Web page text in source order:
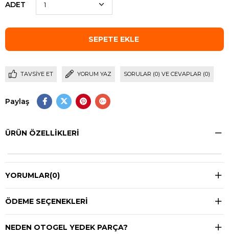
ADET
TAVSIYE ET YORUM YAZ SORULAR (0) VE CEVAPLAR (0)
Paylaş
ÜRÜN ÖZELLIKLERI
YORUMLAR(0)
ÖDEME SEÇENEKLERI
NEDEN OTOGEL YEDEK PARÇA?